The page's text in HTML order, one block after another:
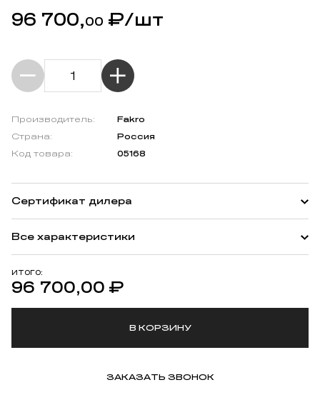
96 700,00 ₽/шт
ИТОГО:
96 700,00 ₽
В КОРЗИНУ
ЗАКАЗАТЬ ЗВОНОК
Производитель:
Fakro
Страна:
Россия
Код товара:
05168
Все характеристики
Сертификат дилера